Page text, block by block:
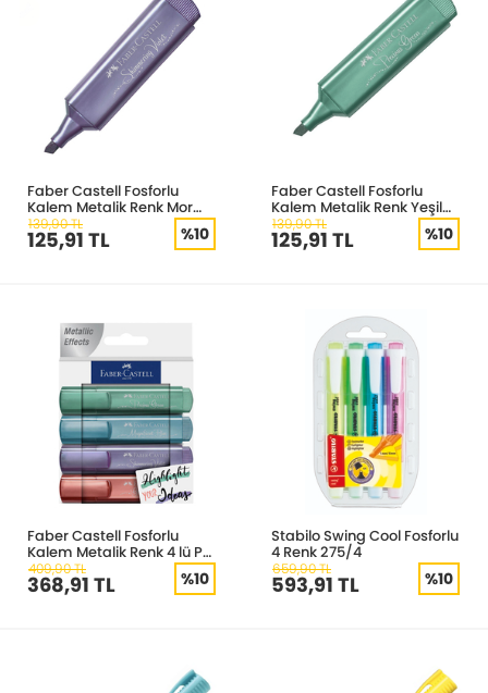
Faber Castell Fosforlu
Kalem Metalik Renk Mor
154678
139,90 TL
125,91 TL %10
Faber Castell Fosforlu
Kalem Metalik Renk Yeşil
154639
139,90 TL
125,91 TL %10
Faber Castell Fosforlu
Kalem Metalik Renk 4 lü Pk
154624
409,90 TL
368,91 TL %10
Stabilo Swing Cool Fosforlu
4 Renk 275/4
659,90 TL
593,91 TL %10